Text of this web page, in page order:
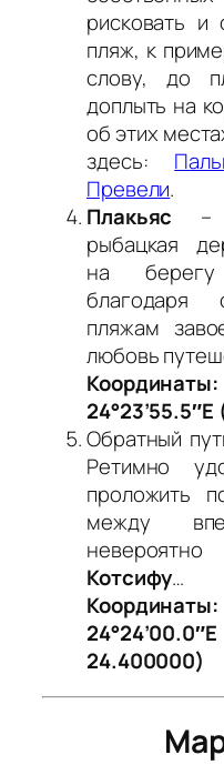
рисковать и
пляж, к
слову, до
доплыть на
об этих
здесь:
Превели.
Плакьяс –
рыбацкая
на
благодаря
пляжам
любовь
Обратный
Ретимно
проложить
между
Котсифу…
24.400000)